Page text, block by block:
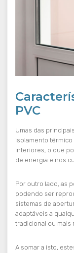
PVC
Umas das
isolamento
interiores, o que
de energia e nos
Por outro lado, as
podendo ser
sistemas de
adaptáveis a
tradicional ou mais
A somar a isto,